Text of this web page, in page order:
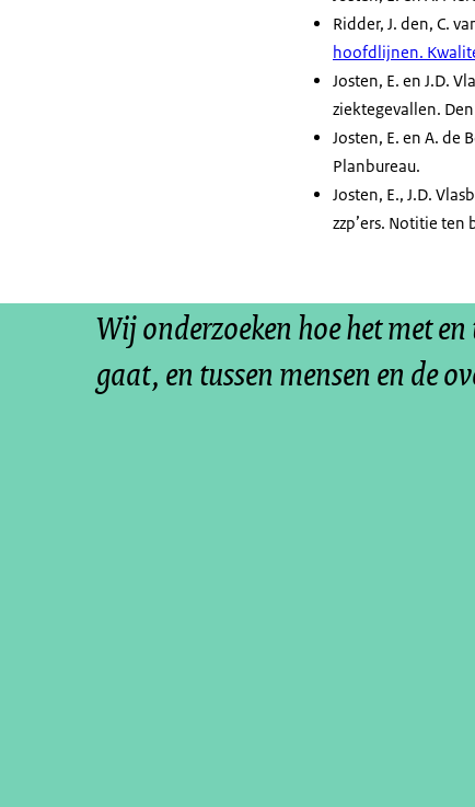
Ridder, J. den, C.
hoofdlijnen.
Josten, E. en J.D.
ziektegevallen.
Josten, E. en A. de
Planbureau.
Josten, E., J.D.
zzp’ers. Notitie ten
Wij onderzoeken hoe het met
gaat, en tussen mensen en de